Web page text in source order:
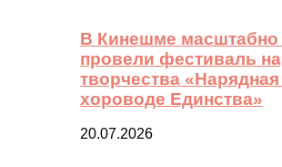
В Кинешме масштабно
провели фестиваль
творчества
хороводе Единства»
20.07.2026